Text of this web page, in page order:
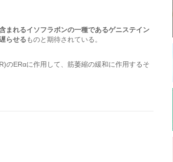
まれるイソフラボンの一種であるゲニステイン
らせるものと期待されている。
のERαに作用して、筋萎縮の緩和に作用するそ